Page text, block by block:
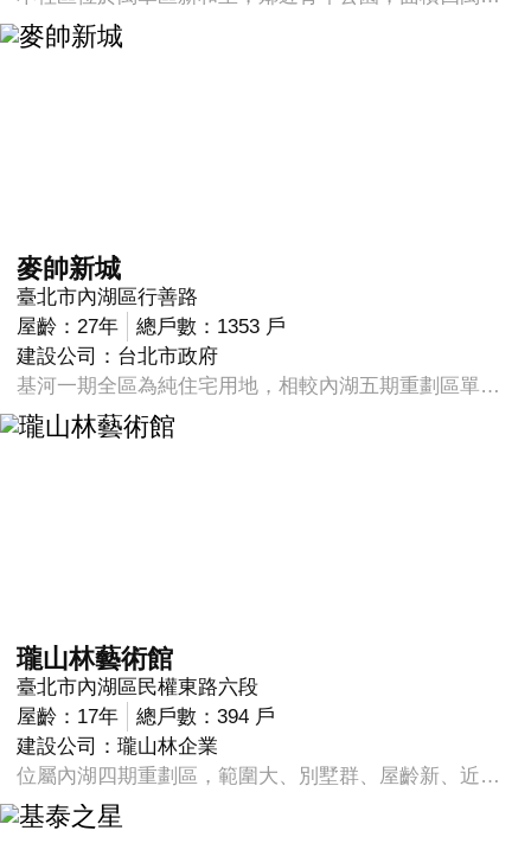
麥帥新城
臺北市內湖區行善路
屋齡：27年
總戶數：1353 戶
建設公司：台北市政府
基河一期全區為純住宅用地，相較內湖五期重劃區單純許多，從社區到市中心只需5~10鐘，不管是到東區、或是到信義計畫區、還是西區、甚至是美麗華商圈都非常便利，而且房價不用2000萬便可買到3房+使用車位，且整體大環境屬全新重劃，有完整住宅區、商業住宅區、廠辦區、商業娛樂區，未來政府將規劃2條捷運線經過(民生汐止線、東測南北線)，所以基河一期未來是可預見的。
瓏山林藝術館
臺北市內湖區民權東路六段
屋齡：17年
總戶數：394 戶
建設公司：瓏山林企業
位屬內湖四期重劃區，範圍大、別墅群、屋齡新、近市區、平整地是本區的五大特色。近AIT美國在台協會新館，北邊緊鄰三軍總醫院、國防醫學院，南邊則是中山高速路，向東到民權隧道，向西到成功路二段一帶，由於屬於低密度用地，優質寬敞的環境吸引許多重視生活品質的客群入住。 鄰近帶狀公園，四期美式商圈，棋盤式巷道，電線桿地下化，四期千坪建案。近三高三快機能便利，機能完善，社區氛圍宛如國外生活。